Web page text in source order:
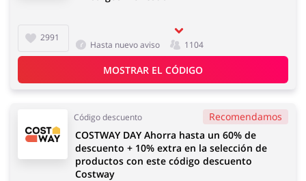
2991
Hasta nuevo aviso 1104
MOSTRAR EL CÓDIGO
Código descuento Recomendamos
COSTWAY DAY Ahorra hasta un 60% de
descuento + 10% extra en la selección de
productos con este código descuento
Costway